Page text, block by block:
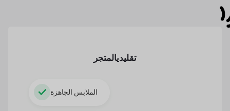
تقليديالمتجر
الملابس الجاهزة